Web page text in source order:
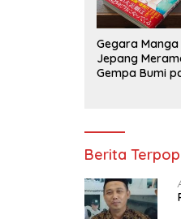
Gegara Manga
Jepang
Gempa Bumi
Berita